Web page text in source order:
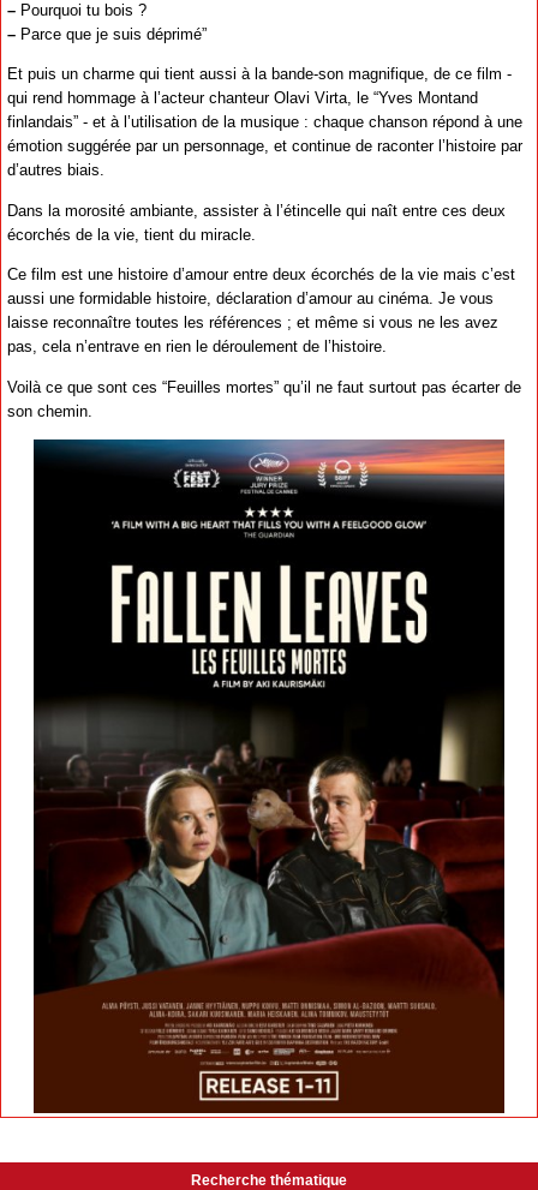
– Pourquoi tu bois ?
– Parce que je suis déprimé”
Et puis un charme qui tient aussi à la bande-son magnifique, de ce film -
qui rend hommage à l’acteur chanteur Olavi Virta, le “Yves Montand
finlandais” - et à l’utilisation de la musique : chaque chanson répond à une
émotion suggérée par un personnage, et continue de raconter l’histoire par
d’autres biais.
Dans la morosité ambiante, assister à l’étincelle qui naît entre ces deux
écorchés de la vie, tient du miracle.
Ce film est une histoire d’amour entre deux écorchés de la vie mais c’est
aussi une formidable histoire, déclaration d’amour au cinéma. Je vous
laisse reconnaître toutes les références ; et même si vous ne les avez
pas, cela n’entrave en rien le déroulement de l’histoire.
Voilà ce que sont ces “Feuilles mortes” qu’il ne faut surtout pas écarter de
son chemin.
Recherche thématique